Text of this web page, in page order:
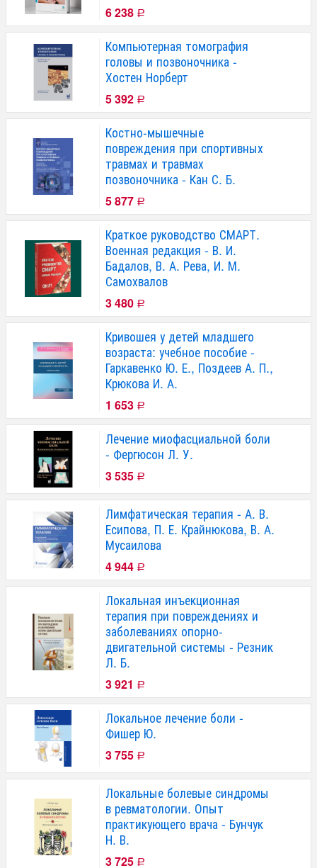
6 238 Р
Компьютерная томография
головы и позвоночника -
Хостен Норберт
5 392 Р
Костно-мышечные
повреждения при спортивных
травмах и травмах
позвоночника - Кан С. Б.
5 877 Р
Краткое руководство СМАРТ.
Военная редакция - В. И.
Бадалов, В. А. Рева, И. М.
Самохвалов
3 480 Р
Кривошея у детей младшего
возраста: учебное пособие -
Гаркавенко Ю. Е., Поздеев А. П.,
Крюкова И. А.
1 653 Р
Лечение миофасциальной боли
- Фергюсон Л. У.
3 535 Р
Лимфатическая терапия - А. В.
Есипова, П. Е. Крайнюкова, В. А.
Мусаилова
4 944 Р
Локальная инъекционная
терапия при повреждениях и
заболеваниях опорно-
двигательной системы - Резник
Л. Б.
3 921 Р
Локальное лечение боли -
Фишер Ю.
3 755 Р
Локальные болевые синдромы
в ревматологии. Опыт
практикующего врача - Бунчук
Н. В.
3 725 Р